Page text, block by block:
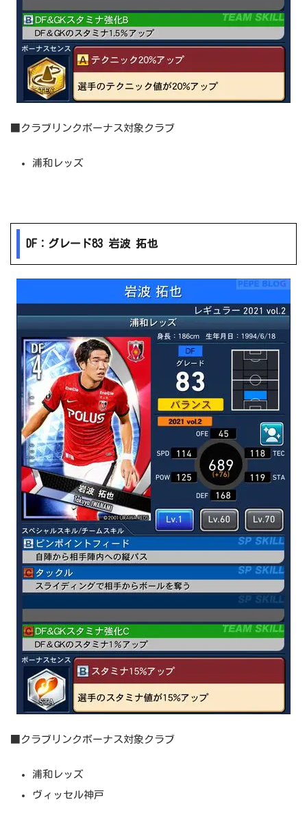
■クラブリンクボーナス対象クラブ
浦和レッズ
DF：グレード83 岩波 拓也
■クラブリンクボーナス対象クラブ
浦和レッズ
ヴィッセル神戸